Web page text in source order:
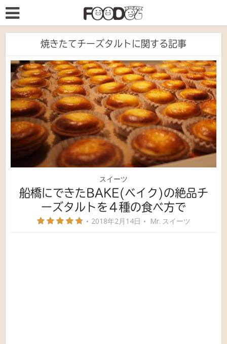
焼きたてチーズタルトに関する記事
スイーツ
船橋にできたBAKE(ベイク)の絶品チ
ーズタルトを４種の食べ方で
2018年2月14日 Mr. スイーツ